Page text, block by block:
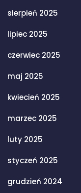
sierpień 2025
lipiec 2025
czerwiec 2025
maj 2025
kwiecień 2025
marzec 2025
luty 2025
styczeń 2025
grudzień 2024